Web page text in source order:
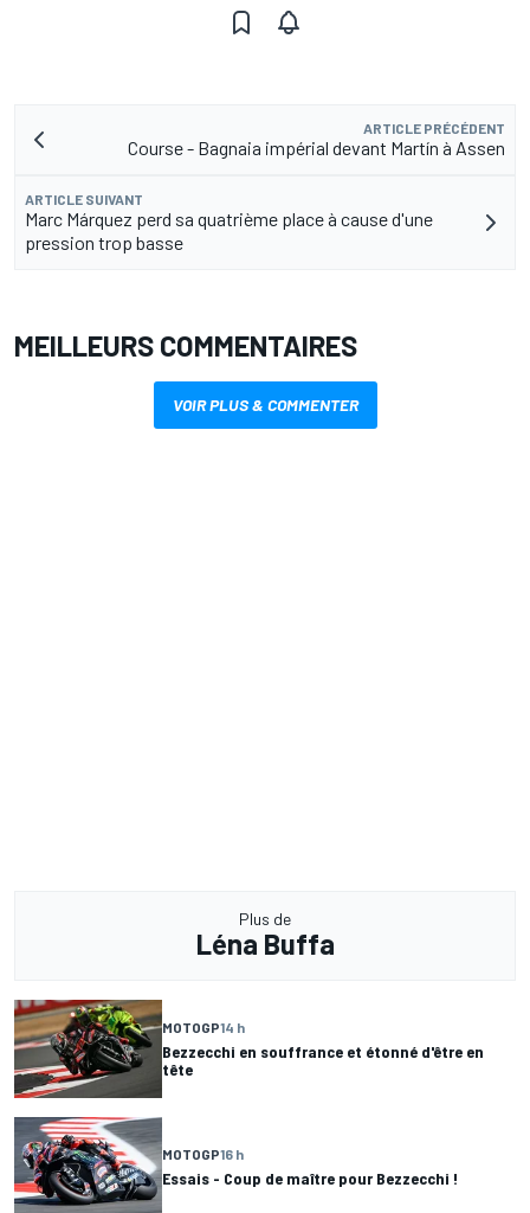
ARTICLE PRÉCÉDENT
Course - Bagnaia impérial devant Martín à Assen
ARTICLE SUIVANT
Marc Márquez perd sa quatrième place à cause d'une
pression trop basse
MEILLEURS COMMENTAIRES
VOIR PLUS & COMMENTER
Plus de
Léna Buffa
MOTOGP14 h
Bezzecchi en souffrance et étonné d'être en
tête
MOTOGP16 h
Essais - Coup de maître pour Bezzecchi !